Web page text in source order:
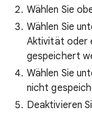
Wählen Sie
Wählen Sie
Aktivität oder
gespeichert
Wählen Sie
nicht
Deaktivieren